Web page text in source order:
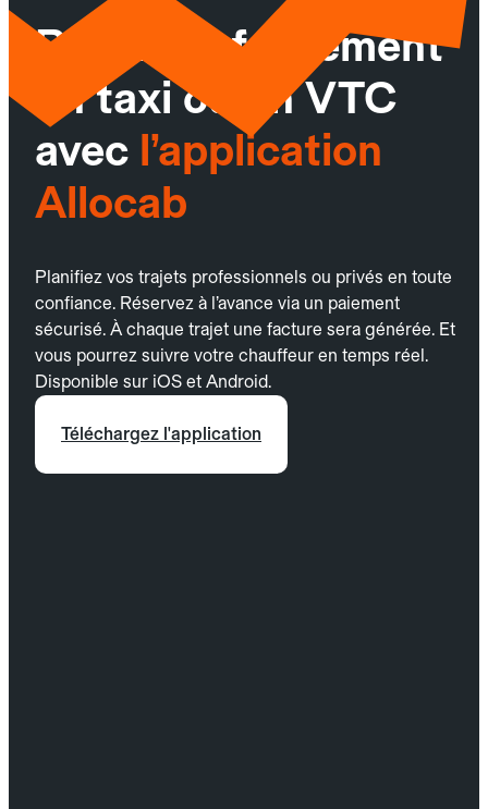
Réservez facilement
un taxi ou un VTC
avec l’application
Allocab
Planifiez vos trajets professionnels ou privés en toute
confiance. Réservez à l’avance via un paiement
sécurisé. À chaque trajet une facture sera générée. Et
vous pourrez suivre votre chauffeur en temps réel.
Disponible sur iOS et Android.
Téléchargez l'application